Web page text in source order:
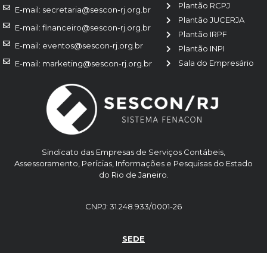
Sindicato das Empresas de Serviços Contábeis,
Assessoramento, Perícias, Informações e Pesquisas do Estado
do Rio de Janeiro.
CNPJ: 31.248.933/0001-26
SEDE
Plantão RCPJ
Plantão JUCERJA
Plantão IRPF
Plantão INPI
Sala do Empresário
E-mail: secretaria@sescon-rj.org.br
E-mail: financeiro@sescon-rj.org.br
E-mail: eventos@sescon-rj.org.br
E-mail: marketing@sescon-rj.org.br